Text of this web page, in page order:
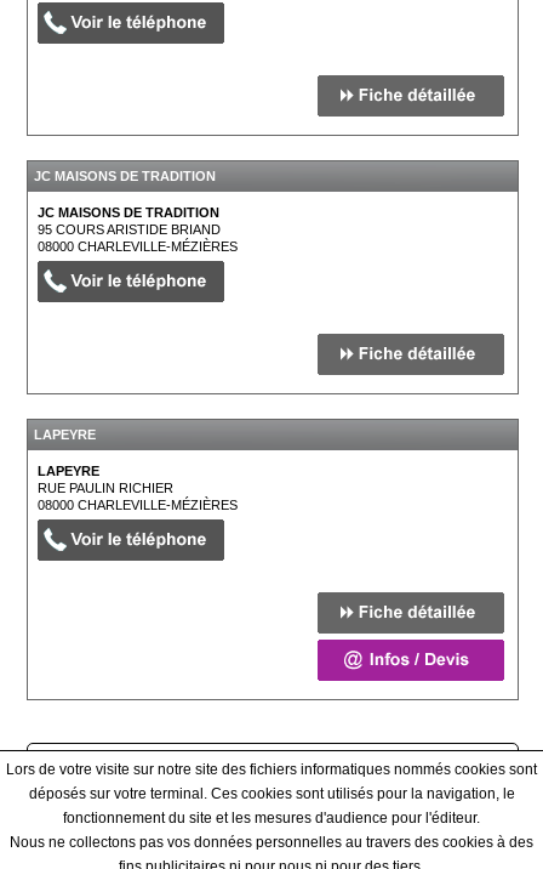
JC MAISONS DE TRADITION
JC MAISONS DE TRADITION
95 COURS ARISTIDE BRIAND
08000CHARLEVILLE-MÉZIÈRES
LAPEYRE
LAPEYRE
RUE PAULIN RICHIER
08000CHARLEVILLE-MÉZIÈRES
Afficher tous les prestataires
Qui sommes-nous ? - Contact - Conditions générales
Lors de votre visite sur notre site des fichiers informatiques nommés cookies sont
déposés sur votre terminal. Ces cookies sont utilisés pour la navigation, le
fonctionnement du site et les mesures d'audience pour l'éditeur.
Nous ne collectons pas vos données personnelles au travers des cookies à des